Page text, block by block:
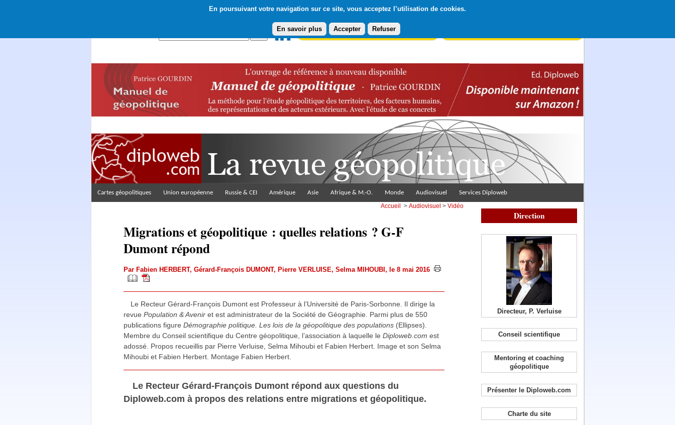
En poursuivant votre navigation sur ce site, vous acceptez l’utilisation de cookies.
En savoir plus Accepter Refuser
Abonnement gratuit à la Lettre du Diploweb
Cartes géopolitiques Union européenne Russie & CEI Amérique Asie Afrique & M.-O. Monde Audiovisuel Services Diploweb
Accueil >Audiovisuel >Vidéo
Migrations et géopolitique : quelles relations ? G-F
Dumont répond
Par Fabien HERBERT, Gérard-François DUMONT, Pierre VERLUISE, Selma MIHOUBI , le 8 mai 2016
Le Recteur Gérard-François Dumont est Professeur à l’Université de Paris-Sorbonne. Il dirige la
revue Population & Aveniret est administrateur de la Société de Géographie. Parmi plus de 550
publications figure Démographie politique. Les lois de la géopolitique des populations(Ellipses).
Membre du Conseil scientifique du Centre géopolitique, l’association à laquelle le Diploweb.com est
adossé. Propos recueillis par Pierre Verluise, Selma Mihoubi et Fabien Herbert. Image et son Selma
Mihoubi et Fabien Herbert. Montage Fabien Herbert.
Le Recteur Gérard-François Dumont répond aux questions du
Diploweb.com à propos des relations entre migrations et géopolitique.
Direction
Directeur, P. Verluise
Conseil scientifique
Mentoring et coaching
géopolitique
Présenter le Diploweb.com
Charte du site